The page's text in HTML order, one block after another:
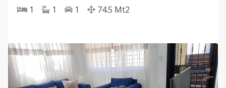
1 1 1 74.5 Mt2